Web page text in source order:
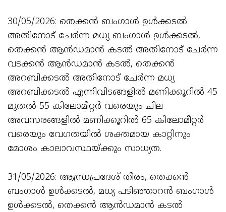
30/05/2026: തെക്കൻ ബംഗാൾ ഉൾക്കടൽ
അതിനോട് ചേർന്ന മധ്യ ബംഗാൾ ഉൾക്കടൽ,
തെക്കൻ ആൻഡമാൻ കടൽ അതിനോട് ചേർന്ന
വടക്കൻ ആൻഡമാൻ കടൽ, തെക്കൻ
അറബിക്കടൽ അതിനോട് ചേർന്ന മധ്യ
അറബിക്കടൽ എന്നിവിടങ്ങളിൽ മണിക്കൂറിൽ 45
മുതൽ 55 കിലോമീറ്റർ വരെയും ചില
അവസരങ്ങളിൽ മണിക്കൂറിൽ 65 കിലോമീറ്റർ
വരെയും വേഗതയിൽ ശക്തമായ കാറ്റിനും
മോശം കാലാവസ്ഥയ്ക്കും സാധ്യത.
31/05/2026: ആന്ധ്രപ്രദേശ് തീരം, തെക്കൻ
ബംഗാൾ ഉൾക്കടൽ, മധ്യ പടിഞ്ഞാറൻ ബംഗാൾ
ഉൾക്കടൽ, തെക്കൻ ആൻഡമാൻ കടൽ